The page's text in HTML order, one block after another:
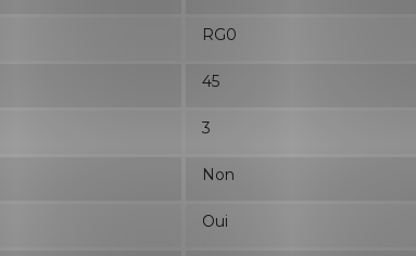
RG0
45
3
Non
Oui